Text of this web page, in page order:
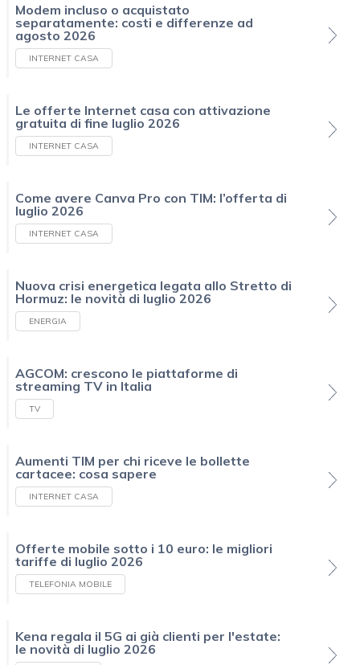
Modem incluso o acquistato
separatamente: costi e differenze ad
agosto 2026
INTERNET CASA
Le offerte Internet casa con attivazione
gratuita di fine luglio 2026
INTERNET CASA
Come avere Canva Pro con TIM: l’offerta di
luglio 2026
INTERNET CASA
Nuova crisi energetica legata allo Stretto di
Hormuz: le novità di luglio 2026
ENERGIA
AGCOM: crescono le piattaforme di
streaming TV in Italia
TV
Aumenti TIM per chi riceve le bollette
cartacee: cosa sapere
INTERNET CASA
Offerte mobile sotto i 10 euro: le migliori
tariffe di luglio 2026
TELEFONIA MOBILE
Kena regala il 5G ai già clienti per l'estate:
le novità di luglio 2026